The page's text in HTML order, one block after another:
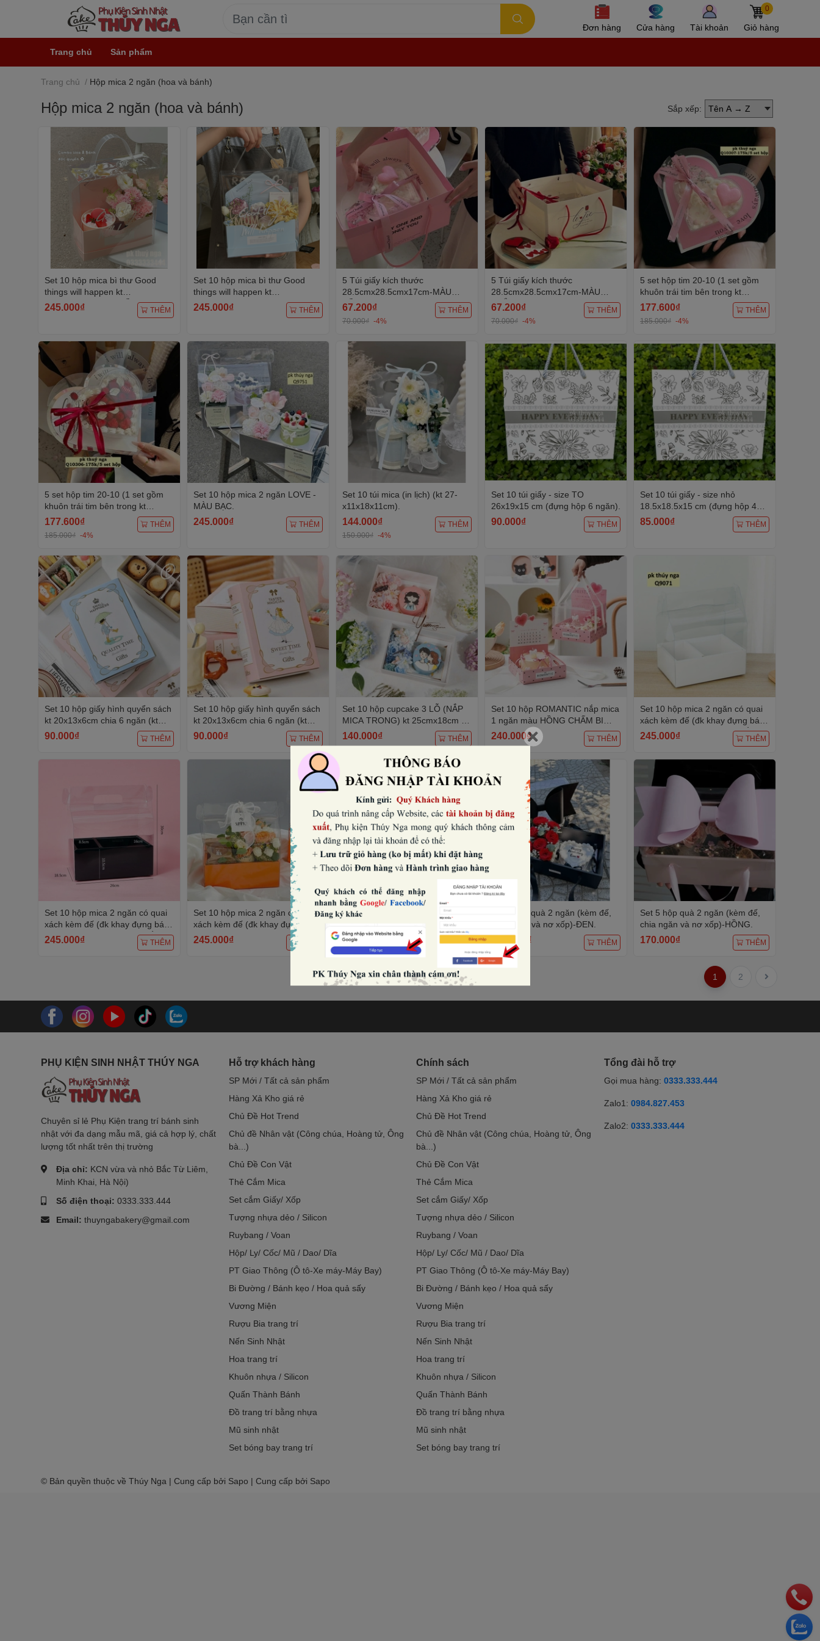
Đơn hàng Cửa hàng Tài khoản
0
Giỏ hàng
Trang chủ Sản phẩm
Trang chủ / Hộp mica 2 ngăn (hoa và bánh)
Hộp mica 2 ngăn (hoa và bánh) Sắp xếp:
Set 10 hộp mica bì thư Good
things will happen kt
10x25x25cm -màu HỒNG.
245.000₫ THÊM
Set 10 hộp mica bì thư Good
things will happen kt
10x25x25cm -màu xanh.
245.000₫ THÊM
5 Túi giấy kích thước
28.5cmx28.5cmx17cm-MÀU
HỒNG (đựng hộp tim).
67.200₫
70.000₫ -4%
THÊM
5 Túi giấy kích thước
28.5cmx28.5cmx17cm-MÀU
TRẮNG (đựng hộp tim).
67.200₫
70.000₫ -4%
THÊM
5 set hộp tim 20-10 (1 set gồm
khuôn trái tim bên trong kt
18x15x7cm, nắp trái tim và đế) -
177.600₫
185.000₫ -4%
THÊM
5 set hộp tim 20-10 (1 set gồm
khuôn trái tim bên trong kt
18x15x7cm, nắp trái tim và đế) -
177.600₫
185.000₫ -4%
THÊM
Set 10 hộp mica 2 ngăn LOVE -
MÀU BẠC.
245.000₫ THÊM
Set 10 túi mica (in lịch) (kt 27-
x11x18x11cm).
144.000₫
150.000₫ -4%
THÊM
Set 10 túi giấy - size TO
26x19x15 cm (đựng hộp 6 ngăn).
90.000₫ THÊM
Set 10 túi giấy - size nhỏ
18.5x18.5x15 cm (đựng hộp 4
ngăn).
85.000₫ THÊM
Set 10 hộp giấy hình quyển sách
kt 20x13x6cm chia 6 ngăn (kt
ngăn 6.5cmx6.5cm) -màu XANH.
90.000₫ THÊM
Set 10 hộp giấy hình quyển sách
kt 20x13x6cm chia 6 ngăn (kt
ngăn 6.5cmx6.5cm) -màu
90.000₫ THÊM
Set 10 hộp cupcake 3 LỖ (NẮP
MICA TRONG) kt 25cmx18cm x
cao 12.7cm (có kèm đế ở khay
to).
140.000₫ THÊM
Set 10 hộp ROMANTIC nắp mica
1 ngăn màu HỒNG CHẤM BI
kèm tờ bìa lịch di động (in màu
phủ bóng, đế bồi 2 lớp) kt
240.000₫ THÊM
Set 10 hộp mica 2 ngăn có quai
xách kèm đế (đk khay đựng bánh
16cm, đk khay hoa 8cm)-MÀU
245.000₫ THÊM
Set 10 hộp mica 2 ngăn có quai
xách kèm đế (đk khay đựng bánh
16cm, đk khay hoa 8cm)-MÀU
245.000₫ THÊM
Set 10 hộp mica 2 ngăn có quai
xách kèm đế (đk khay đựng bánh
16cm, đk khay hoa 8cm)-MÀU
245.000₫
Set 5 hộp quà 2 ngăn (kèm đế,
170.000₫ THÊM
Set 5 hộp quà 2 ngăn (kèm đế,
chia ngăn và nơ xốp)-ĐEN.
170.000₫ THÊM
Set 5 hộp quà 2 ngăn (kèm đế,
chia ngăn và nơ xốp)-HỒNG.
170.000₫ THÊM
1 2
PHỤ KIỆN SINH NHẬT THÚY NGA
Chuyên sỉ lẻ Phụ Kiện trang trí bánh sinh
nhật với đa dạng mẫu mã, giá cả hợp lý, chất
lượng tốt nhất trên thị trường
Địa chỉ: KCN vừa và nhỏ Bắc Từ Liêm,
Minh Khai, Hà Nội)
Số điện thoại: 0333.333.444
Email: thuyngabakery@gmail.com
Hỗ trợ khách hàng
SP Mới / Tất cả sản phẩm
Hàng Xả Kho giá rẻ
Chủ Đề Hot Trend
Chủ đề Nhân vật (Công chúa, Hoàng tử, Ông
bà...)
Chủ Đề Con Vật
Thẻ Cắm Mica
Set cắm Giấy/ Xốp
Tượng nhựa dẻo / Silicon
Ruybang / Voan
Hộp/ Ly/ Cốc/ Mũ / Dao/ Dĩa
PT Giao Thông (Ô tô-Xe máy-Máy Bay)
Bi Đường / Bánh kẹo / Hoa quả sấy
Vương Miện
Rượu Bia trang trí
Nến Sinh Nhật
Hoa trang trí
Khuôn nhựa / Silicon
Quấn Thành Bánh
Đồ trang trí bằng nhựa
Mũ sinh nhật
Set bóng bay trang trí
Chính sách
SP Mới / Tất cả sản phẩm
Hàng Xả Kho giá rẻ
Chủ Đề Hot Trend
Chủ đề Nhân vật (Công chúa, Hoàng tử, Ông
bà...)
Chủ Đề Con Vật
Thẻ Cắm Mica
Set cắm Giấy/ Xốp
Tượng nhựa dẻo / Silicon
Ruybang / Voan
Hộp/ Ly/ Cốc/ Mũ / Dao/ Dĩa
PT Giao Thông (Ô tô-Xe máy-Máy Bay)
Bi Đường / Bánh kẹo / Hoa quả sấy
Vương Miện
Rượu Bia trang trí
Nến Sinh Nhật
Hoa trang trí
Khuôn nhựa / Silicon
Quấn Thành Bánh
Đồ trang trí bằng nhựa
Mũ sinh nhật
Set bóng bay trang trí
Tổng đài hỗ trợ
Gọi mua hàng: 0333.333.444
Zalo1: 0984.827.453
Zalo2: 0333.333.444
© Bản quyền thuộc về Thúy Nga | Cung cấp bởi Sapo | Cung cấp bởi Sapo